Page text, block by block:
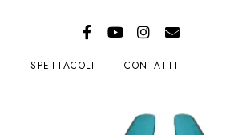
SPETTACOLI CONTATTI